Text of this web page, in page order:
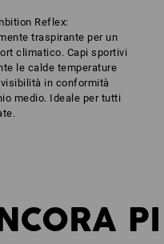
Reflex:
traspirante per un
climatico. Capi sportivi
le calde temperature
in conformità
medio. Ideale per tutti